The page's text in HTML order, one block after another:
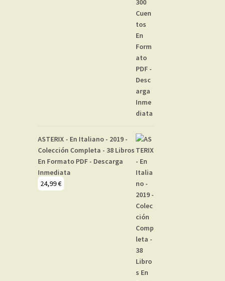
ASTERIX - En Italiano - 2019 -
Colección Completa - 38 Libros
En Formato PDF - Descarga
Inmediata
24,99€